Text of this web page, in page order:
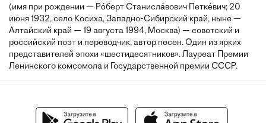
(имя при рождении — Ро́берт Станисла́вович Петке́вич; 20
июня 1932, село Косиха, Западно-Сибирский край, ныне —
Алтайский край — 19 августа 1994, Москва) — советский и
российский поэт и переводчик, автор песен. Один из ярких
представителей эпохи «шестидесятников». Лауреат Премии
Ленинского комсомола и Государственной премии СССР.